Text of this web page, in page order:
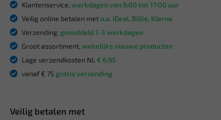
Klantenservice, werkdagen van 9:00 tot 17:00 uur
Veilig online betalen meto.a. iDeal, Billie, Klarna
Verzending: gemiddeld 1-3 werkdagen
Groot assortiment, wekelijks nieuwe producten
Lage verzendkosten NL € 6,95
vanaf € 75 gratis verzending
Veilig betalen met